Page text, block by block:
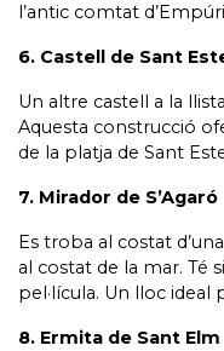
l’antic comtat
6. Castell de Sant
Un altre castell a la
Aquesta construcció
de la platja de Sant
7. Mirador de S’Agaró
Es troba al costat
al costat de la mar. Té
pel·lícula. Un lloc
8. Ermita de Sant Elm